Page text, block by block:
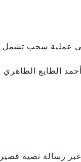
رسالة نصية